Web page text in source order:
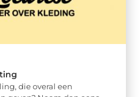
die overal een